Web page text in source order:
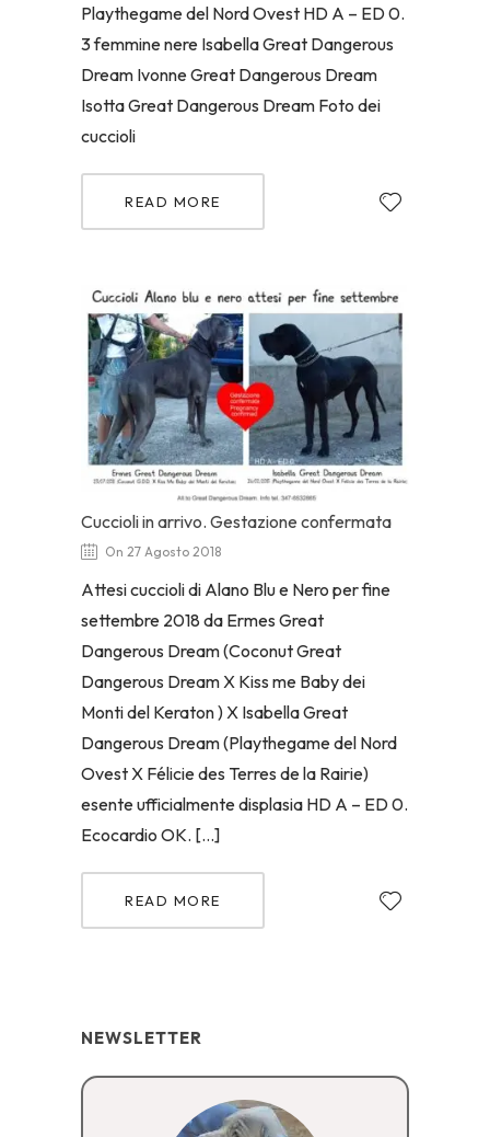
Playthegame del Nord Ovest HD A – ED 0.
3 femmine nere Isabella Great Dangerous
Dream Ivonne Great Dangerous Dream
Isotta Great Dangerous Dream Foto dei
cuccioli
READ MORE
Cuccioli in arrivo. Gestazione confermata
On 27 Agosto 2018
Attesi cuccioli di Alano Blu e Nero per fine
settembre 2018 da Ermes Great
Dangerous Dream (Coconut Great
Dangerous Dream X Kiss me Baby dei
Monti del Keraton ) X Isabella Great
Dangerous Dream (Playthegame del Nord
Ovest X Félicie des Terres de la Rairie)
esente ufficialmente displasia HD A – ED 0.
Ecocardio OK. […]
READ MORE
NEWSLETTER